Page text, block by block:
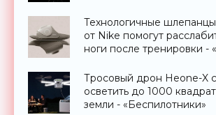
Технологичные
от Nike помогут
ноги после тренировки -
Тросовый дрон Heone-X
осветить до 1000
земли - «Беспилотники»